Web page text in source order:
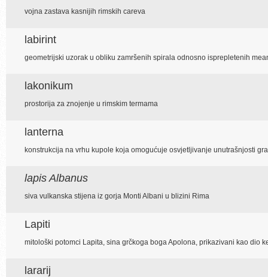
vojna zastava kasnijih rimskih careva
labirint
geometrijski uzorak u obliku zamršenih spirala odnosno isprepletenih
lakonikum
prostorija za znojenje u rimskim termama
lanterna
konstrukcija na vrhu kupole koja omogućuje osvjetljivanje unutrašnjosti
lapis Albanus
siva vulkanska stijena iz gorja Monti Albani u blizini Rima
Lapiti
mitološki potomci Lapita, sina grčkoga boga Apolona, prikazivani kao dio
lararij